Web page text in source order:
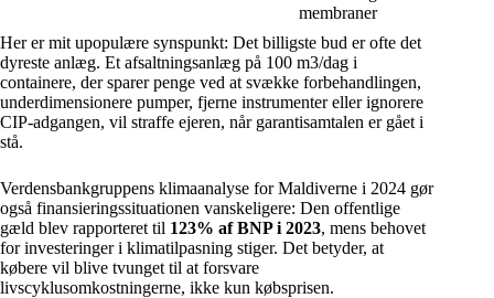
membraner
Her er mit upopulære synspunkt: Det billigste bud er ofte det
dyreste anlæg. Et afsaltningsanlæg på 100 m3/dag i
containere, der sparer penge ved at svække forbehandlingen,
underdimensionere pumper, fjerne instrumenter eller ignorere
CIP-adgangen, vil straffe ejeren, når garantisamtalen er gået i
stå.
Verdensbankgruppens klimaanalyse for Maldiverne i 2024 gør
også finansieringssituationen vanskeligere: Den offentlige
gæld blev rapporteret til 123% af BNP i 2023, mens behovet
for investeringer i klimatilpasning stiger. Det betyder, at
købere vil blive tvunget til at forsvare
livscyklusomkostningerne, ikke kun købsprisen.